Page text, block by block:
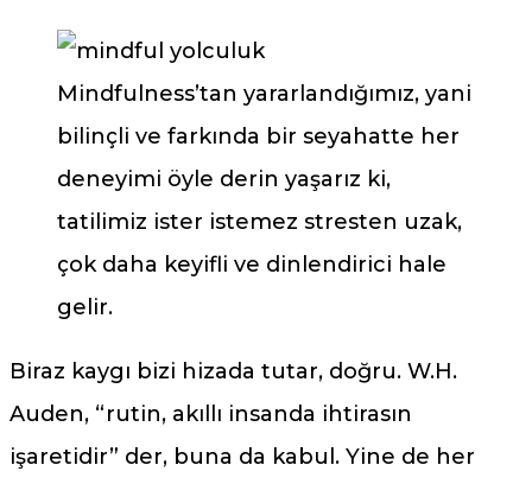
Mindfulness’tan yararlandığımız, yani
bilinçli ve farkında bir seyahatte her
deneyimi öyle derin yaşarız ki,
tatilimiz ister istemez stresten uzak,
çok daha keyifli ve dinlendirici hale
gelir.
Biraz kaygı bizi hizada tutar, doğru. W.H.
Auden, “rutin, akıllı insanda ihtirasın
işaretidir” der, buna da kabul. Yine de her